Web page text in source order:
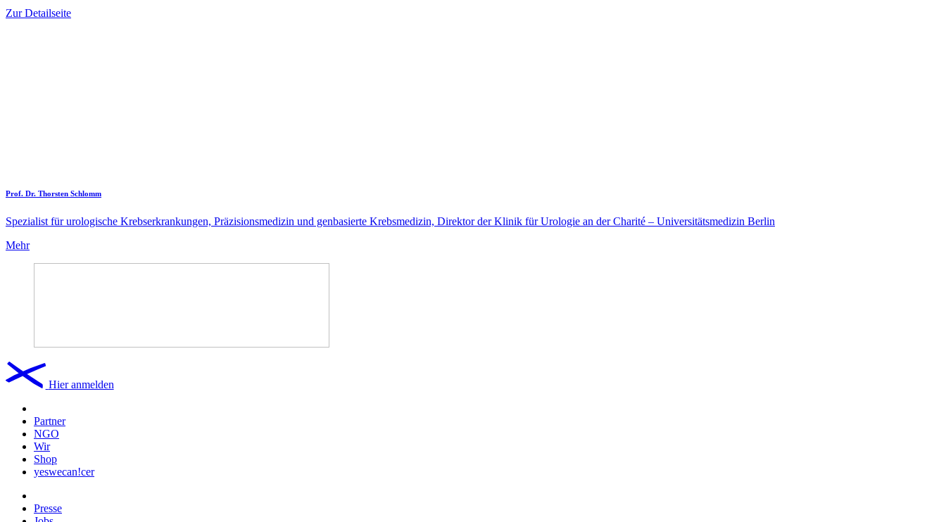
Zur Detailseite
Prof. Dr. Thorsten Schlomm
Spezialist für urologische Krebserkrankungen, Präzisionsmedizin und genbasierte Krebsmedizin, Direktor der Klinik für Urologie an der Charité – Universitätsmedizin Berlin
Mehr
Hier anmelden
Partner
NGO
Wir
Shop
yeswecan!cer
Presse